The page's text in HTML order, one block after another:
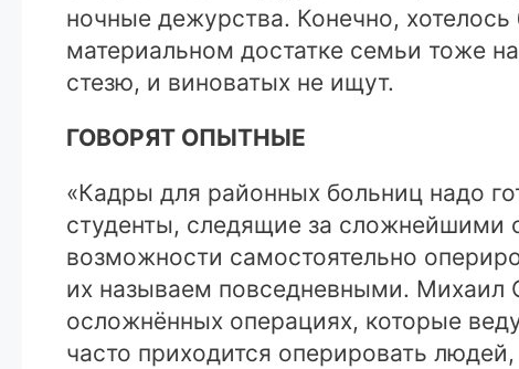
ночные дежурства. Конечно,
материальном достатке семьи тоже
стезю, и виноватых не ищут.
ГОВОРЯТ ОПЫТНЫЕ
«Кадры для районных больниц надо
студенты, следящие за сложнейшими
возможности самостоятельно
их называем повседневными. Михаил
осложнённых операциях, которые
часто приходится оперировать